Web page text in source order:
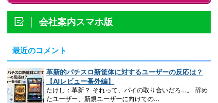
会社案内スマホ版
最近のコメント
革新的パチスロ新筐体に対するユーザーの反応は？
【AIレビュー番外編】
たけし：革新？ それって、パイの取り合いだろ...。 辞め
たユーザー、新規ユーザーに向けての...